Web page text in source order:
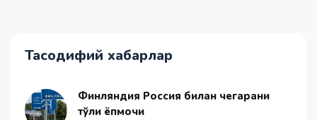
Тасодифий хабарлар
Финляндия Россия билан чегарани
тўлиқ ёпмоқчи